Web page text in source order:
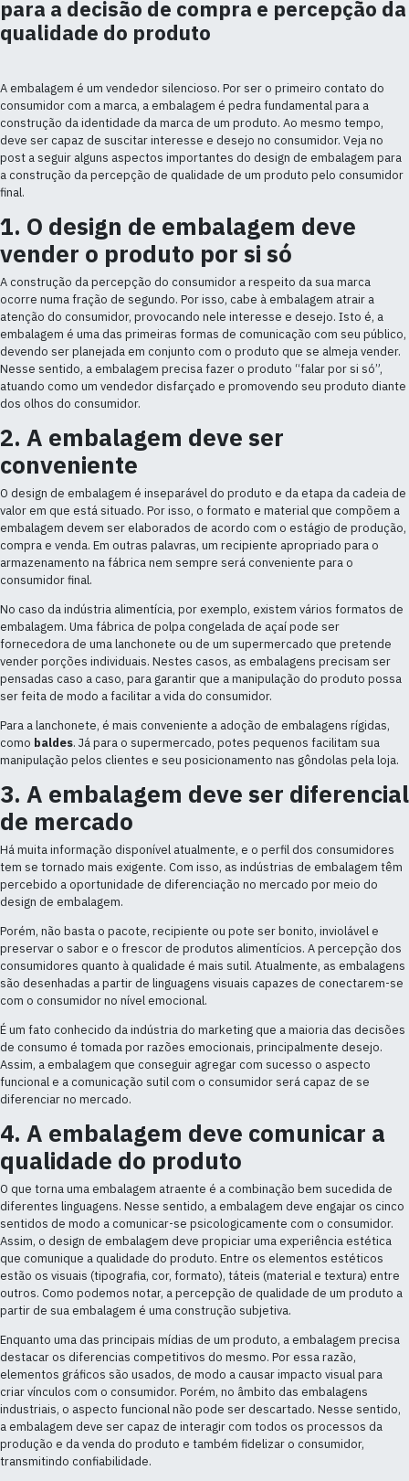
para a decisão de compra e percepção da
qualidade do produto
A embalagem é um vendedor silencioso. Por ser o primeiro contato do
consumidor com a marca, a embalagem é pedra fundamental para a
construção da identidade da marca de um produto. Ao mesmo tempo,
deve ser capaz de suscitar interesse e desejo no consumidor. Veja no
post a seguir alguns aspectos importantes do design de embalagem para
a construção da percepção de qualidade de um produto pelo consumidor
final.
1. O design de embalagem deve
vender o produto por si só
A construção da percepção do consumidor a respeito da sua marca
ocorre numa fração de segundo. Por isso, cabe à embalagem atrair a
atenção do consumidor, provocando nele interesse e desejo. Isto é, a
embalagem é uma das primeiras formas de comunicação com seu público,
devendo ser planejada em conjunto com o produto que se almeja vender.
Nesse sentido, a embalagem precisa fazer o produto “falar por si só”,
atuando como um vendedor disfarçado e promovendo seu produto diante
dos olhos do consumidor.
2. A embalagem deve ser
conveniente
O design de embalagem é inseparável do produto e da etapa da cadeia de
valor em que está situado. Por isso, o formato e material que compõem a
embalagem devem ser elaborados de acordo com o estágio de produção,
compra e venda. Em outras palavras, um recipiente apropriado para o
armazenamento na fábrica nem sempre será conveniente para o
consumidor final.
No caso da indústria alimentícia, por exemplo, existem vários formatos de
embalagem. Uma fábrica de polpa congelada de açaí pode ser
fornecedora de uma lanchonete ou de um supermercado que pretende
vender porções individuais. Nestes casos, as embalagens precisam ser
pensadas caso a caso, para garantir que a manipulação do produto possa
ser feita de modo a facilitar a vida do consumidor.
Para a lanchonete, é mais conveniente a adoção de embalagens rígidas,
como baldes. Já para o supermercado, potes pequenos facilitam sua
manipulação pelos clientes e seu posicionamento nas gôndolas pela loja.
3. A embalagem deve ser diferencial
de mercado
Há muita informação disponível atualmente, e o perfil dos consumidores
tem se tornado mais exigente. Com isso, as indústrias de embalagem têm
percebido a oportunidade de diferenciação no mercado por meio do
design de embalagem.
Porém, não basta o pacote, recipiente ou pote ser bonito, inviolável e
preservar o sabor e o frescor de produtos alimentícios. A percepção dos
consumidores quanto à qualidade é mais sutil. Atualmente, as embalagens
são desenhadas a partir de linguagens visuais capazes de conectarem-se
com o consumidor no nível emocional.
É um fato conhecido da indústria do marketing que a maioria das decisões
de consumo é tomada por razões emocionais, principalmente desejo.
Assim, a embalagem que conseguir agregar com sucesso o aspecto
funcional e a comunicação sutil com o consumidor será capaz de se
diferenciar no mercado.
4. A embalagem deve comunicar a
qualidade do produto
O que torna uma embalagem atraente é a combinação bem sucedida de
diferentes linguagens. Nesse sentido, a embalagem deve engajar os cinco
sentidos de modo a comunicar-se psicologicamente com o consumidor.
Assim, o design de embalagem deve propiciar uma experiência estética
que comunique a qualidade do produto. Entre os elementos estéticos
estão os visuais (tipografia, cor, formato), táteis (material e textura) entre
outros. Como podemos notar, a percepção de qualidade de um produto a
partir de sua embalagem é uma construção subjetiva.
Enquanto uma das principais mídias de um produto, a embalagem precisa
destacar os diferencias competitivos do mesmo. Por essa razão,
elementos gráficos são usados, de modo a causar impacto visual para
criar vínculos com o consumidor. Porém, no âmbito das embalagens
industriais, o aspecto funcional não pode ser descartado. Nesse sentido,
a embalagem deve ser capaz de interagir com todos os processos da
produção e da venda do produto e também fidelizar o consumidor,
transmitindo confiabilidade.